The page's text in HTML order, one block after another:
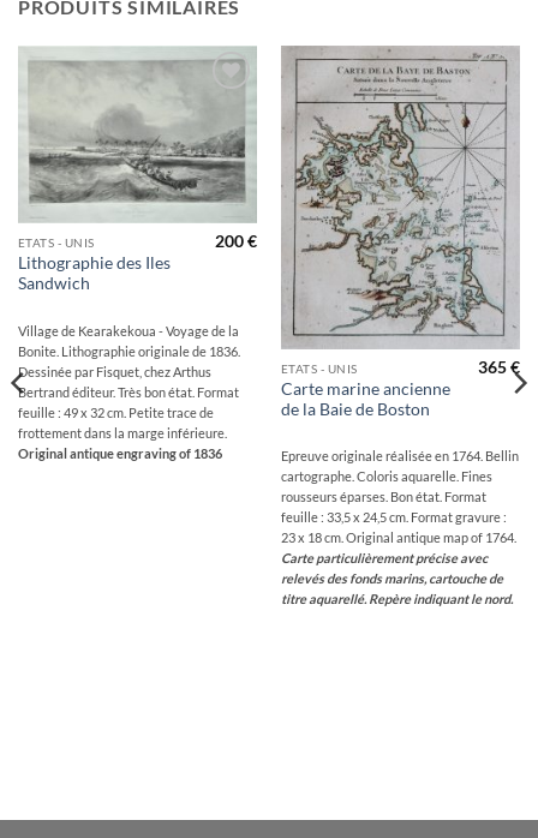
PRODUITS SIMILAIRES
wishlist
ETATS - UNIS
Lithographie des Iles
Sandwich
200€
Village de Kearakekoua - Voyage de la
Bonite. Lithographie originale de 1836.
Dessinée par Fisquet, chez Arthus
Bertrand éditeur. Très bon état. Format
feuille : 49 x 32 cm. Petite trace de
frottement dans la marge inférieure.
Original antique engraving of 1836
Ajouter
à la
wishlist
ETATS - UNIS
Carte marine ancienne
de la Baie de Boston
365€
Epreuve originale réalisée en 1764. Bellin
cartographe. Coloris aquarelle. Fines
rousseurs éparses. Bon état. Format
feuille : 33,5 x 24,5 cm. Format gravure :
23 x 18 cm. Original antique map of 1764.
Carte particulièrement précise avec
relevés des fonds marins, cartouche de
titre aquarellé. Repère indiquant le nord.